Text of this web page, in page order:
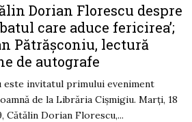
Dorian Florescu despre
care aduce fericirea’;
Pătrășconiu, lectură
de autografe
este invitatul primului eveniment
de la Librăria Cișmigiu. Marți, 18
Cătălin Dorian Florescu,...